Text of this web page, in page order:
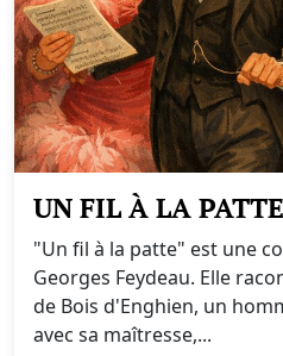
UN FIL À LA PATTE
"Un fil à la patte" est une
Georges Feydeau. Elle
de Bois d'Enghien, un
avec sa maîtresse,...